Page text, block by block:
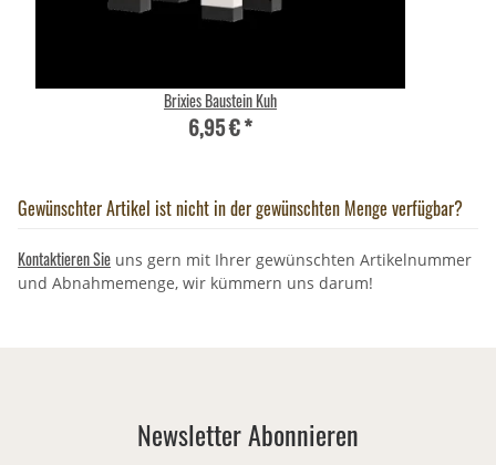
Brixies Baustein Kuh
6,95 €*
Gewünschter Artikel ist nicht in der gewünschten Menge verfügbar?
Kontaktieren Sie uns gern mit Ihrer gewünschten Artikelnummer
und Abnahmemenge, wir kümmern uns darum!
Newsletter Abonnieren